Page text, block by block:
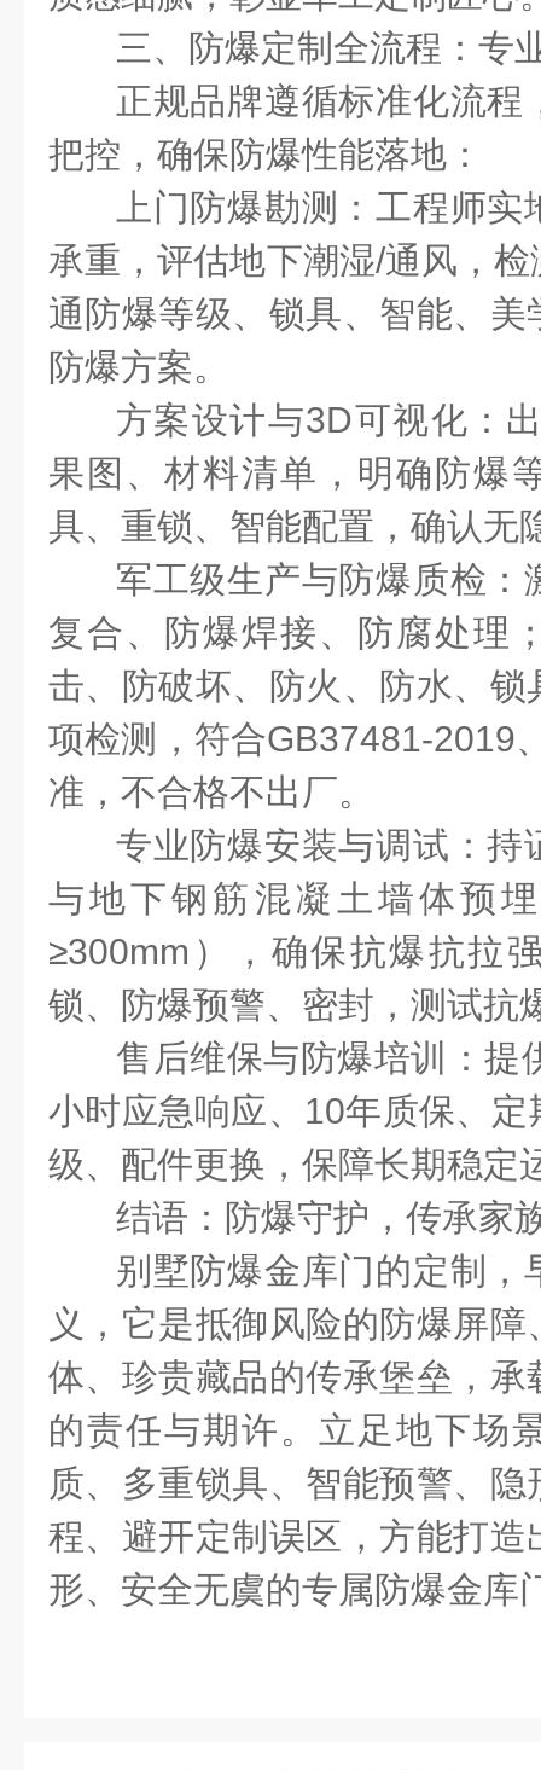
三、防爆定制全流程：专
正规品牌遵循标准化流程
把控，确保防爆性能落地：
上门防爆勘测：工程师
承重，评估地下潮湿/通风，检
通防爆等级、锁具、智能、
防爆方案。
方案设计与3D可视化：
果图、材料清单，明确防爆
具、重锁、智能配置，确认无
军工级生产与防爆质检：
复合、防爆焊接、防腐处理
击、防破坏、防火、防水、
项检测，符合GB37481-2019
准，不合格不出厂。
专业防爆安装与调试：持
与地下钢筋混凝土墙体预
≥300mm ），确保抗爆抗拉
锁、防爆预警、密封，测试抗
售后维保与防爆培训：提
小时应急响应、 10年质保、定
级、配件更换，保障长期稳定
结语：防爆守护，传承家
别墅防爆金库门的定制，
义，它是抵御风险的防爆屏
体、珍贵藏品的传承堡垒，
的责任与期许。立足地下场
质、多重锁具、智能预警、
程、避开定制误区，方能打
形、安全无虞的专属防爆金库